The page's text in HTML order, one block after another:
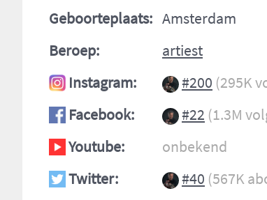
Geboorteplaats: Amsterdam
Beroep:
artiest
Instagram:
#200 (295K
Facebook:
#22 (1.3M
Youtube:
onbekend
Twitter:
#40 (567K